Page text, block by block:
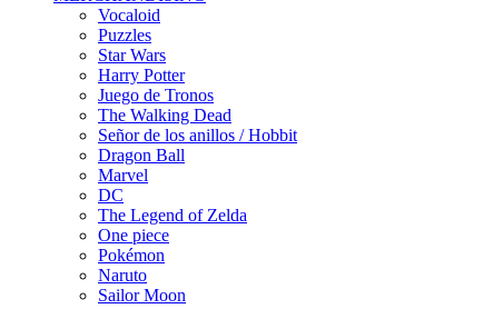
Vocaloid
Puzzles
Star Wars
Harry Potter
Juego de Tronos
The Walking Dead
Señor de los anillos / Hobbit
Dragon Ball
Marvel
DC
The Legend of Zelda
One piece
Pokémon
Naruto
Sailor Moon